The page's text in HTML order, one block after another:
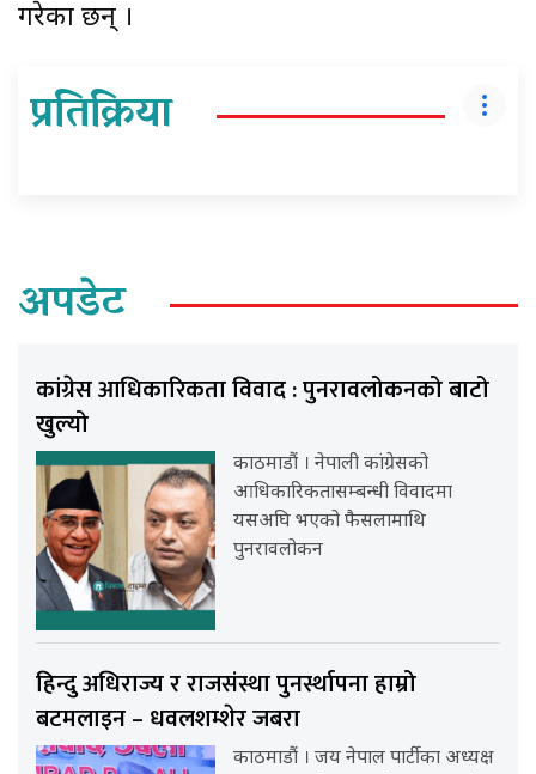
गरेका छन् ।
प्रतिक्रिया
अपडेट
कांग्रेस आधिकारिकता विवाद : पुनरावलोकनको बाटो
खुल्यो
काठमाडौं । नेपाली कांग्रेसको
आधिकारिकतासम्बन्धी विवादमा
यसअघि भएको फैसलामाथि
पुनरावलोकन
हिन्दु अधिराज्य र राजसंस्था पुनर्स्थापना हाम्रो
बटमलाइन – धवलशम्शेर जबरा
काठमाडौं । जय नेपाल पार्टीका अध्यक्ष